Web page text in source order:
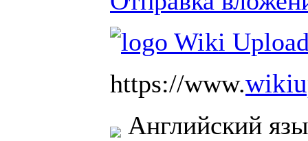
https://www.
Английский